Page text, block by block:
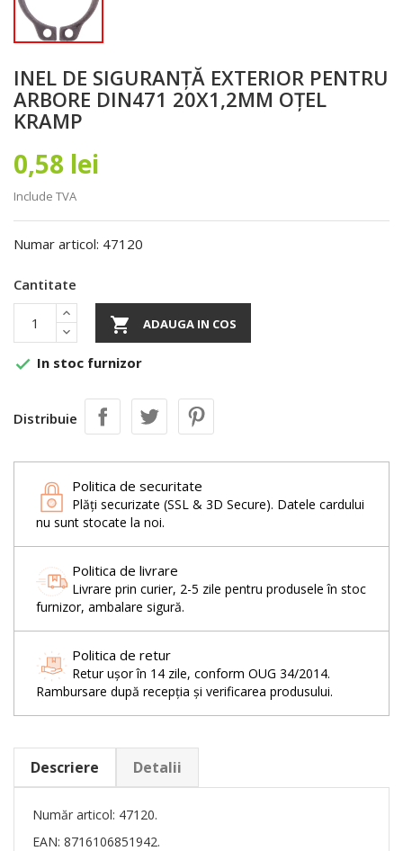
INEL DE SIGURANȚĂ EXTERIOR PENTRU
ARBORE DIN471 20X1,2MM OȚEL
KRAMP
0,58 lei
Include TVA
Numar articol: 47120
Cantitate
 ADAUGA IN COS
 In stoc furnizor
Distribuie
Politica de securitate
Plăți securizate (SSL & 3D Secure). Datele cardului
nu sunt stocate la noi.
Politica de livrare
Livrare prin curier, 2-5 zile pentru produsele în stoc
furnizor, ambalare sigură.
Politica de retur
Retur ușor în 14 zile, conform OUG 34/2014.
Rambursare după recepția și verificarea produsului.
Descriere Detalii
Număr articol: 47120.
EAN: 8716106851942.